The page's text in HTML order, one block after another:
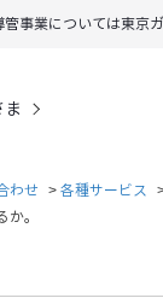
管事業については東京
わせ >各種サービス
。